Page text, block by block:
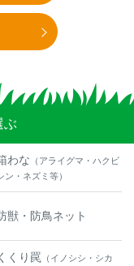
ぶ
わな （アライグマ・ハクビ
ン・ネズミ等）
獣・防鳥ネット
くり罠 （イノシシ・シカ